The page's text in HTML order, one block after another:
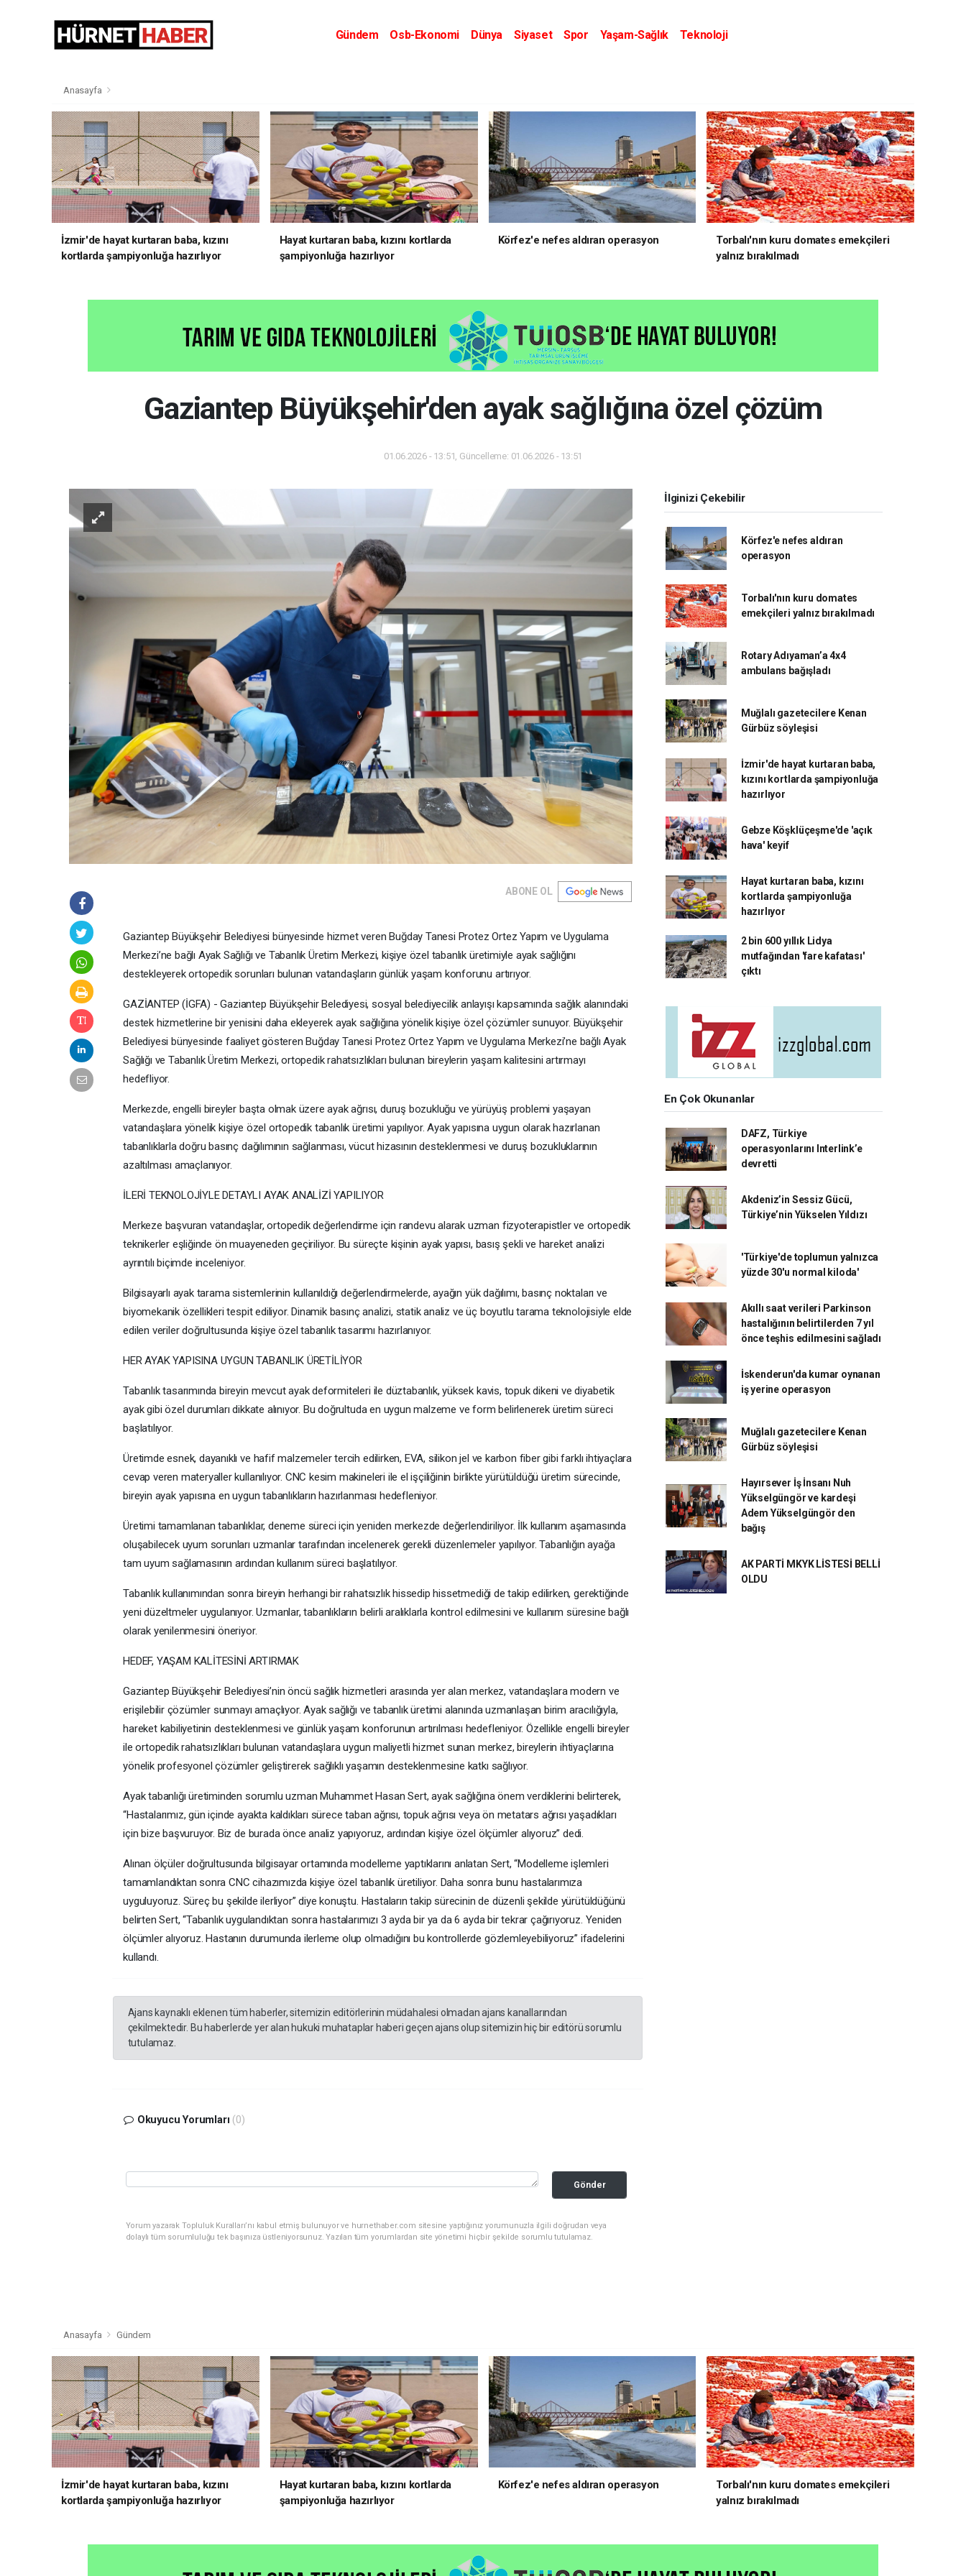
Gündem Osb-Ekonomi Dünya Siyaset Spor Yaşam-Sağlık
Teknoloji
Anasayfa
İzmir'de hayat kurtaran baba, kızını
kortlarda şampiyonluğa hazırlıyor
Hayat kurtaran baba, kızını kortlarda
şampiyonluğa hazırlıyor
Körfez'e nefes aldıran operasyon
Torbalı'nın kuru domates emekçileri
yalnız bırakılmadı
Gaziantep Büyükşehir'den ayak sağlığına özel çözüm
01.06.2026 - 13:51, Güncelleme: 01.06.2026 - 13:51
ABONE OL
Gaziantep Büyükşehir Belediyesi bünyesinde hizmet veren Buğday Tanesi Protez Ortez Yapım ve Uygulama
Merkezi’ne bağlı Ayak Sağlığı ve Tabanlık Üretim Merkezi, kişiye özel tabanlık üretimiyle ayak sağlığını
destekleyerek ortopedik sorunları bulunan vatandaşların günlük yaşam konforunu artırıyor.
GAZİANTEP (İGFA) - Gaziantep Büyükşehir Belediyesi, sosyal belediyecilik anlayışı kapsamında sağlık alanındaki
destek hizmetlerine bir yenisini daha ekleyerek ayak sağlığına yönelik kişiye özel çözümler sunuyor. Büyükşehir
Belediyesi bünyesinde faaliyet gösteren Buğday Tanesi Protez Ortez Yapım ve Uygulama Merkezi’ne bağlı Ayak
Sağlığı ve Tabanlık Üretim Merkezi, ortopedik rahatsızlıkları bulunan bireylerin yaşam kalitesini artırmayı
hedefliyor.
Merkezde, engelli bireyler başta olmak üzere ayak ağrısı, duruş bozukluğu ve yürüyüş problemi yaşayan
vatandaşlara yönelik kişiye özel ortopedik tabanlık üretimi yapılıyor. Ayak yapısına uygun olarak hazırlanan
tabanlıklarla doğru basınç dağılımının sağlanması, vücut hizasının desteklenmesi ve duruş bozukluklarının
azaltılması amaçlanıyor.
İLERİ TEKNOLOJİYLE DETAYLI AYAK ANALİZİ YAPILIYOR
Merkeze başvuran vatandaşlar, ortopedik değerlendirme için randevu alarak uzman fizyoterapistler ve ortopedik
teknikerler eşliğinde ön muayeneden geçiriliyor. Bu süreçte kişinin ayak yapısı, basış şekli ve hareket analizi
ayrıntılı biçimde inceleniyor.
Bilgisayarlı ayak tarama sistemlerinin kullanıldığı değerlendirmelerde, ayağın yük dağılımı, basınç noktaları ve
biyomekanik özellikleri tespit ediliyor. Dinamik basınç analizi, statik analiz ve üç boyutlu tarama teknolojisiyle elde
edilen veriler doğrultusunda kişiye özel tabanlık tasarımı hazırlanıyor.
HER AYAK YAPISINA UYGUN TABANLIK ÜRETİLİYOR
Tabanlık tasarımında bireyin mevcut ayak deformiteleri ile düztabanlık, yüksek kavis, topuk dikeni ve diyabetik
ayak gibi özel durumları dikkate alınıyor. Bu doğrultuda en uygun malzeme ve form belirlenerek üretim süreci
başlatılıyor.
Üretimde esnek, dayanıklı ve hafif malzemeler tercih edilirken, EVA, silikon jel ve karbon fiber gibi farklı ihtiyaçlara
cevap veren materyaller kullanılıyor. CNC kesim makineleri ile el işçiliğinin birlikte yürütüldüğü üretim sürecinde,
bireyin ayak yapısına en uygun tabanlıkların hazırlanması hedefleniyor.
Üretimi tamamlanan tabanlıklar, deneme süreci için yeniden merkezde değerlendiriliyor. İlk kullanım aşamasında
oluşabilecek uyum sorunları uzmanlar tarafından incelenerek gerekli düzenlemeler yapılıyor. Tabanlığın ayağa
tam uyum sağlamasının ardından kullanım süreci başlatılıyor.
Tabanlık kullanımından sonra bireyin herhangi bir rahatsızlık hissedip hissetmediği de takip edilirken, gerektiğinde
yeni düzeltmeler uygulanıyor. Uzmanlar, tabanlıkların belirli aralıklarla kontrol edilmesini ve kullanım süresine bağlı
olarak yenilenmesini öneriyor.
HEDEF, YAŞAM KALİTESİNİ ARTIRMAK
Gaziantep Büyükşehir Belediyesi’nin öncü sağlık hizmetleri arasında yer alan merkez, vatandaşlara modern ve
erişilebilir çözümler sunmayı amaçlıyor. Ayak sağlığı ve tabanlık üretimi alanında uzmanlaşan birim aracılığıyla,
hareket kabiliyetinin desteklenmesi ve günlük yaşam konforunun artırılması hedefleniyor. Özellikle engelli bireyler
ile ortopedik rahatsızlıkları bulunan vatandaşlara uygun maliyetli hizmet sunan merkez, bireylerin ihtiyaçlarına
yönelik profesyonel çözümler geliştirerek sağlıklı yaşamın desteklenmesine katkı sağlıyor.
Ayak tabanlığı üretiminden sorumlu uzman Muhammet Hasan Sert, ayak sağlığına önem verdiklerini belirterek,
“Hastalarımız, gün içinde ayakta kaldıkları sürece taban ağrısı, topuk ağrısı veya ön metatars ağrısı yaşadıkları
için bize başvuruyor. Biz de burada önce analiz yapıyoruz, ardından kişiye özel ölçümler alıyoruz” dedi.
Alınan ölçüler doğrultusunda bilgisayar ortamında modelleme yaptıklarını anlatan Sert, “Modelleme işlemleri
tamamlandıktan sonra CNC cihazımızda kişiye özel tabanlık üretiliyor. Daha sonra bunu hastalarımıza
uyguluyoruz. Süreç bu şekilde ilerliyor” diye konuştu. Hastaların takip sürecinin de düzenli şekilde yürütüldüğünü
belirten Sert, “Tabanlık uygulandıktan sonra hastalarımızı 3 ayda bir ya da 6 ayda bir tekrar çağırıyoruz. Yeniden
ölçümler alıyoruz. Hastanın durumunda ilerleme olup olmadığını bu kontrollerde gözlemleyebiliyoruz” ifadelerini
kullandı.
Ajans kaynaklı eklenen tüm haberler, sitemizin editörlerinin müdahalesi olmadan ajans kanallarından
çekilmektedir. Bu haberlerde yer alan hukuki muhataplar haberi geçen ajans olup sitemizin hiç bir editörü sorumlu
tutulamaz.
Okuyucu Yorumları (0)
Gönder
Yorum yazarak Topluluk Kuralları’nı kabul etmiş bulunuyor ve hurnethaber.com sitesine yaptığınız yorumunuzla ilgili doğrudan veya
dolaylı tüm sorumluluğu tek başınıza üstleniyorsunuz. Yazılan tüm yorumlardan site yönetimi hiçbir şekilde sorumlu tutulamaz.
İlginizi Çekebilir
Körfez'e nefes aldıran
operasyon
Torbalı'nın kuru domates
emekçileri yalnız bırakılmadı
Rotary Adıyaman’a 4x4
ambulans bağışladı
Muğlalı gazetecilere Kenan
Gürbüz söyleşisi
İzmir'de hayat kurtaran baba,
kızını kortlarda şampiyonluğa
hazırlıyor
Gebze Köşklüçeşme'de 'açık
hava' keyif
Hayat kurtaran baba, kızını
kortlarda şampiyonluğa
hazırlıyor
2 bin 600 yıllık Lidya
mutfağından 'fare kafatası'
çıktı
En Çok Okunanlar
DAFZ, Türkiye
operasyonlarını Interlink’e
devretti
Akdeniz’in Sessiz Gücü,
Türkiye’nin Yükselen Yıldızı
'Türkiye'de toplumun yalnızca
yüzde 30'u normal kiloda'
Akıllı saat verileri Parkinson
hastalığının belirtilerden 7 yıl
önce teşhis edilmesini sağladı
İskenderun'da kumar oynanan
iş yerine operasyon
Muğlalı gazetecilere Kenan
Gürbüz söyleşisi
Hayırsever İş İnsanı Nuh
Yükselgüngör ve kardeşi
Adem Yükselgüngör den
bağış
AK PARTİ MKYK LİSTESİ BELLİ
OLDU
Anasayfa Gündem
İzmir'de hayat kurtaran baba, kızını
kortlarda şampiyonluğa hazırlıyor
Hayat kurtaran baba, kızını kortlarda
şampiyonluğa hazırlıyor
Körfez'e nefes aldıran operasyon
Torbalı'nın kuru domates emekçileri
yalnız bırakılmadı